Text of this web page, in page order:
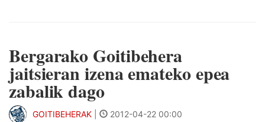
Bergarako Goitibehera
jaitsieran izena emateko epea
zabalik dago
GOITIBEHERAK 2012-04-22 00:00